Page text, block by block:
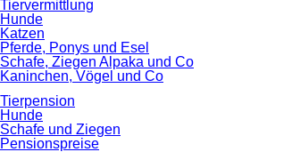
Tiervermittlung
Hunde
Katzen
Pferde, Ponys und Esel
Schafe, Ziegen Alpaka und Co
Kaninchen, Vögel und Co
Tierpension
Hunde
Schafe und Ziegen
Pensionspreise